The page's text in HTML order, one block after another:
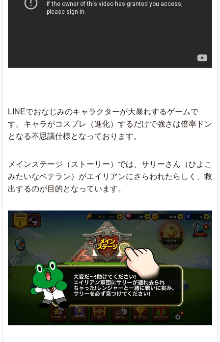
LINEでおなじみのキャラクターが大暴れするゲームで
す。キャラがコスプレ（進化）するだけで強さは倍率ドン
となる不思議仕様となっております。
メインステージ（ストーリー）では、サリーさん（ひよこ
みたいなベテラン）がエイリアンにさらわれたらしく、救
出するのが目的となっています。